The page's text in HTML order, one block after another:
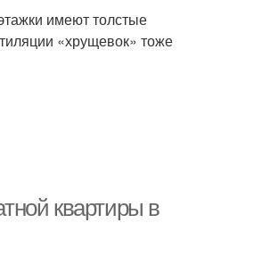
имеют толстые
«хрущевок» тоже
квартиры в